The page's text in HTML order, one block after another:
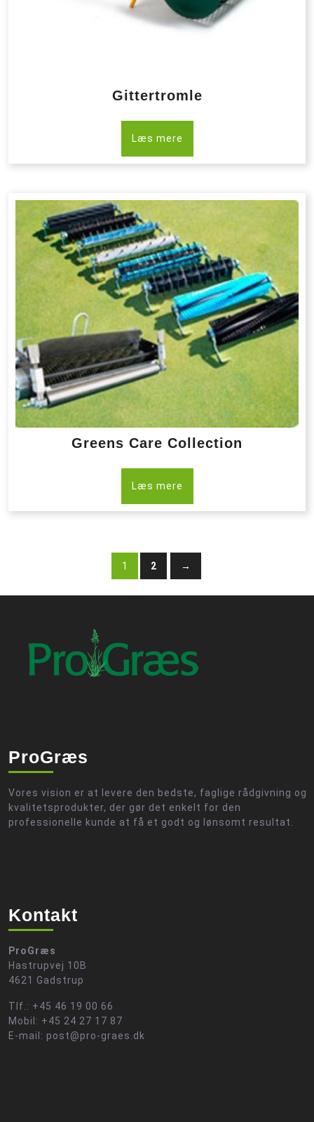
Gittertromle
Læs mere
Greens Care Collection
Læs mere
1 2 →
ProGræs
Vores vision er at levere den bedste, faglige rådgivning og
kvalitetsprodukter, der gør det enkelt for den
professionelle kunde at få et godt og lønsomt resultat.
Kontakt
ProGræs
Hastrupvej 10B
4621 Gadstrup
Tlf.: +45 46 19 00 66
Mobil: +45 24 27 17 87
E-mail: post@pro-graes.dk